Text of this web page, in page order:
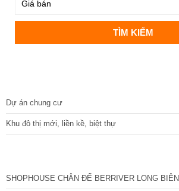
Dự án chung cư
Khu đô thị mới, liền kề, biệt thự
SHOPHOUSE CHÂN ĐẾ BERRIVER LONG BIÊN